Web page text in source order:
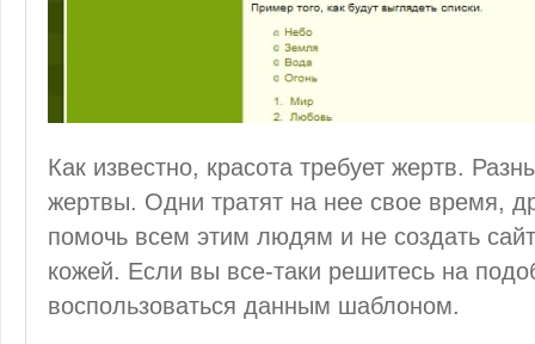
Как известно, красота требует жертв.
жертвы. Одни тратят на нее свое время,
помочь всем этим людям и не создать
кожей. Если вы все-таки решитесь на
воспользоваться данным шаблоном.